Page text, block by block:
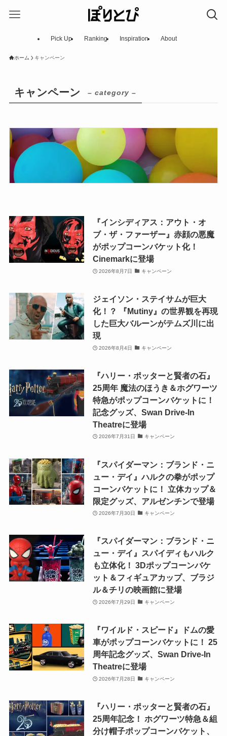
Pick Up Ranking Inspiration About
ホーム キャンペーン
キャンペーン – category –
『インシディアス：アウト・オ
ブ・ザ・ファーザー』赤顔の悪魔
がポップコーンバケット化！
Cinemarkに登場
2026年8月7日 キャンペーン
ジェイソン・ステイサムが巨大
化！？ 『Mutiny』の世界観を再現
した巨大バルーンがテムズ川に出
現
2026年8月4日 キャンペーン
『ハリー・ポッターと賢者の石』
25周年 魔法のほうき＆ホグワーツ
特急がポップコーンバケットに！
記念グッズ、Swan Drive-In
Theatreに登場
2026年7月31日 キャンペーン
『スパイダーマン：ブランド・ニ
ュー・デイ』ハルクの拳がポップ
コーンバケットに！ 立体カップ＆
限定グッズ、アルゼンチンで登場
2026年7月30日 キャンペーン
『スパイダーマン：ブランド・ニ
ュー・デイ』スパイディもハルク
も立体化！ 3Dポップコーンバケ
ット＆フィギュアカップ、ブラジ
ル＆チリの映画館に登場
2026年7月29日 キャンペーン
『ワイルド・スピード』ドムの愛
車がポップコーンバケットに！ 25
周年記念グッズ、Swan Drive-In
Theatreに登場
2026年7月28日 キャンペーン
『ハリー・ポッターと賢者の石』
25周年記念！ ホグワーツ特急＆組
分け帽子ポップコーンバケット、